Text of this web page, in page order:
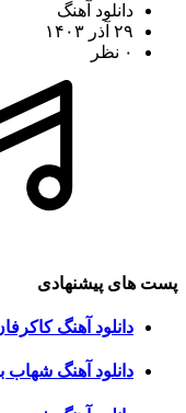
دانلود آهنگ
۲۹ آذر ۱۴۰۳
۰ نظر
پست های پیشنهادی
دانلود آهنگ
دانلود آهنگ شهاب